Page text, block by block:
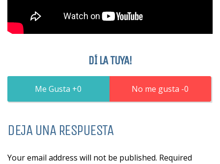
DÍ LA TUYA!
0 0
DEJA UNA RESPUESTA
Your email address will not be published. Required